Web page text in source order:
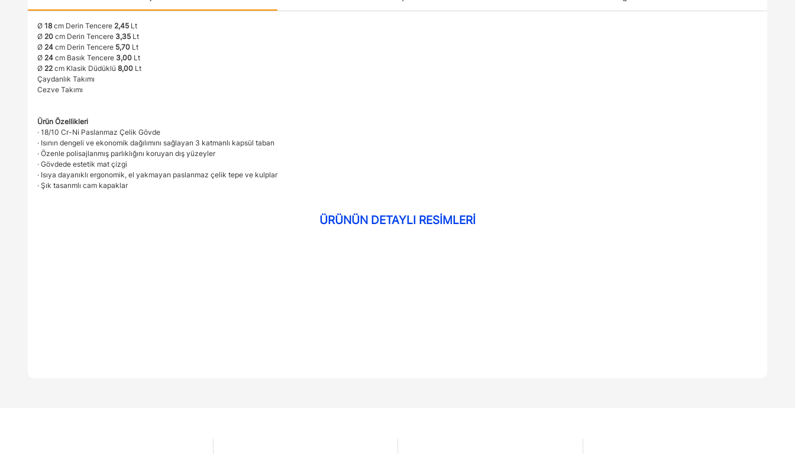
Ø 18cm Derin Tencere 2,45 Lt
Ø 20 cm Derin Tencere 3,35 Lt
Ø 24 cm Derin Tencere 5,70 Lt
Ø 24 cm Basık Tencere 3,00 Lt
Ø 22 cm Klasik Düdüklü 8,00 Lt
Çaydanlık Takımı
Cezve Takımı
Ürün Özellikleri
· 18/10 Cr-Ni Paslanmaz Çelik Gövde
· Isının dengeli ve ekonomik dağılımını sağlayan 3 katmanlı kapsül taban
· Özenle polisajlanmış parlıklığını koruyan dış yüzeyler
· Gövdede estetik mat çizgi
· Isıya dayanıklı ergonomik, el yakmayan paslanmaz çelik tepe ve kulplar
· Şık tasarımlı cam kapaklar
ÜRÜNÜN DETAYLI RESİMLERİ